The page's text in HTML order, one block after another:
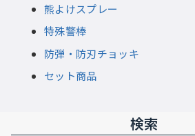
熊よけスプレー
特殊警棒
防弾・防刃チョッキ
セット商品
検索